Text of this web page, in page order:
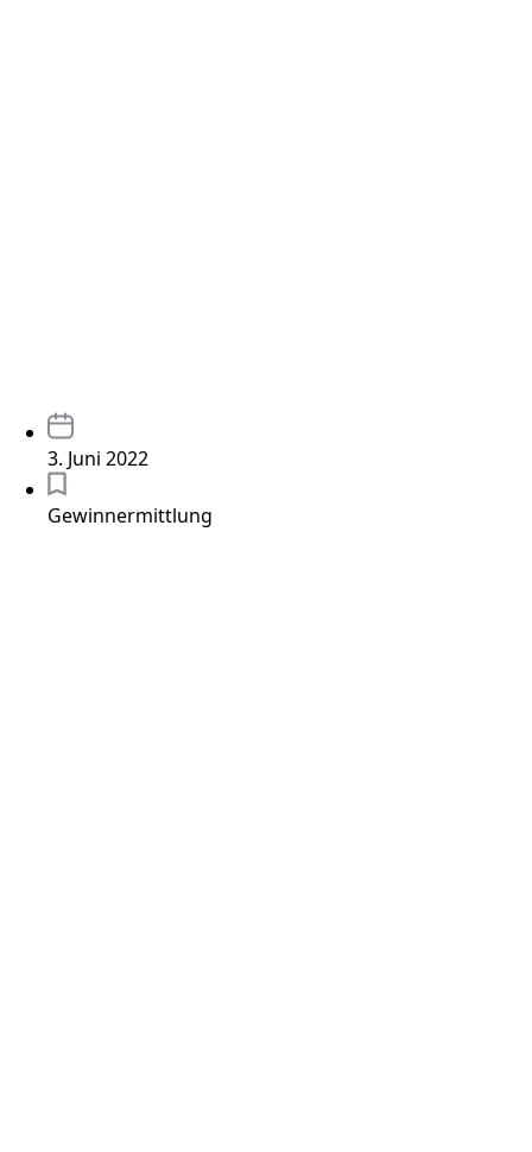
3. Juni 2022
Gewinnermittlung